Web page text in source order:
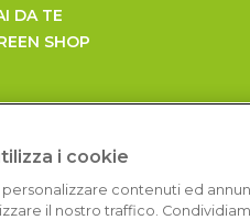
DA TE
SHOP
i cookie
contenuti ed
il nostro traffico.